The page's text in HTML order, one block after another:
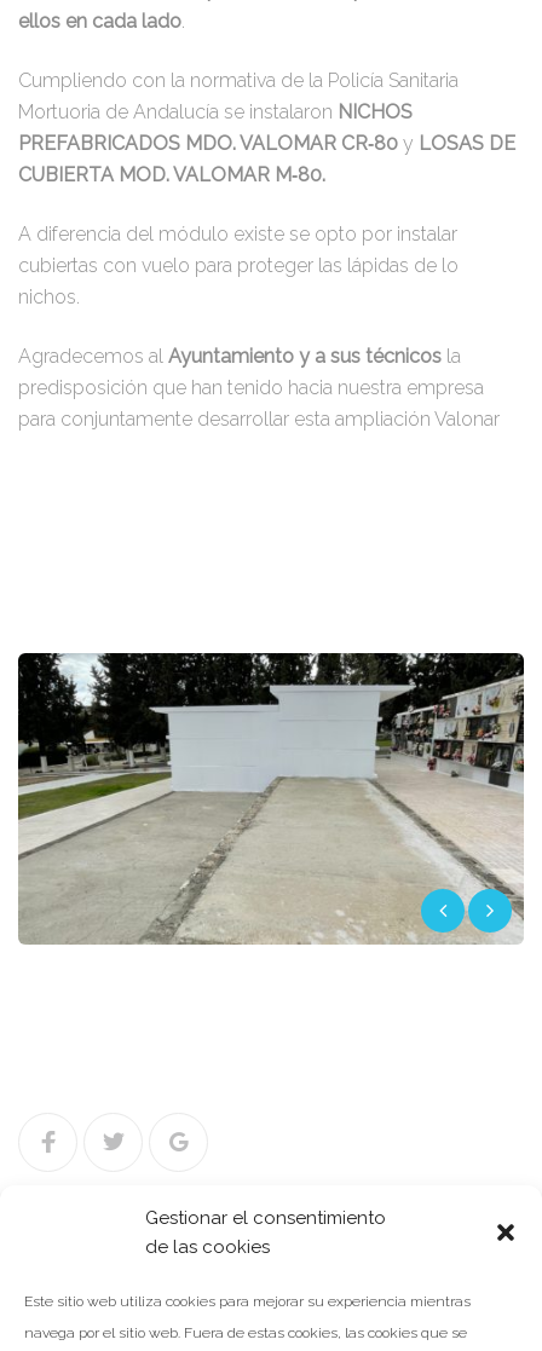
Gestionar el consentimiento
de las cookies
Este sitio web utiliza cookies para mejorar su experiencia mientras
navega por el sitio web. Fuera de estas cookies, las cookies que se
ellos en cada lado.
Cumpliendo con la normativa de la Policía Sanitaria
Mortuoria de Andalucía se instalaron NICHOS
PREFABRICADOS MDO. VALOMAR CR‐80 y LOSAS DE
CUBIERTA MOD. VALOMAR M‐80.
A diferencia del módulo existe se opto por instalar
cubiertas con vuelo para proteger las lápidas de lo
nichos.
Agradecemos al Ayuntamiento y a sus técnicos la
predisposición que han tenido hacia nuestra empresa
para conjuntamente desarrollar esta ampliación Valonar
de
entradas
NOTICIA ANTERIOR